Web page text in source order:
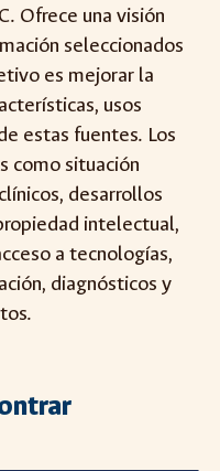
Ofrece una visión
seleccionados
es mejorar la
usos
estas fuentes. Los
como situación
desarrollos
intelectual,
a tecnologías,
diagnósticos y